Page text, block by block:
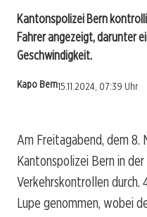
Kantonspolizei Bern
Fahrer angezeigt, darunter
Geschwindigkeit.
Kapo Bern15.11.2024, 07:39 Uhr
Am Freitagabend, dem
Kantonspolizei Bern in
Verkehrskontrollen durch.
Lupe genommen, wobei